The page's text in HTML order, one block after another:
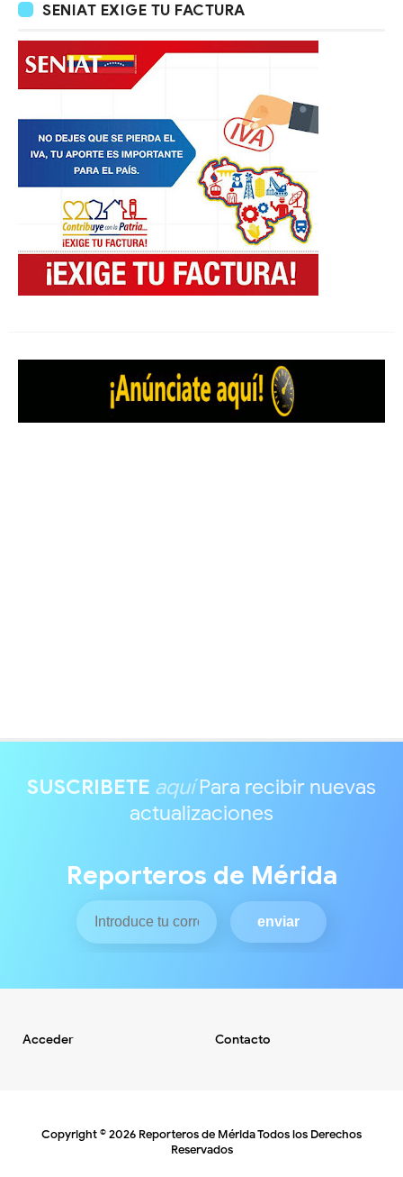
SENIAT EXIGE TU FACTURA
SUSCRIBETE aquíPara recibir nuevas
actualizaciones
Reporteros de Mérida
Acceder Contacto
Copyright ©2026 Reporteros de MéridaTodos los Derechos
Reservados